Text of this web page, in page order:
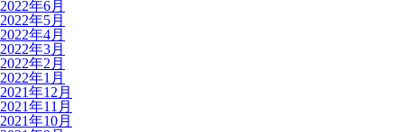
2022年6月
2022年5月
2022年4月
2022年3月
2022年2月
2022年1月
2021年12月
2021年11月
2021年10月